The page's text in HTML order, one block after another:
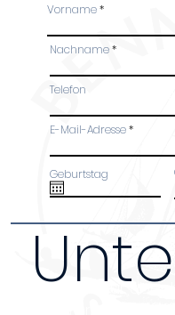
Vorname
Nachname
E-Mail-Adresse
Telefon
Geburtstag
Da wir nur